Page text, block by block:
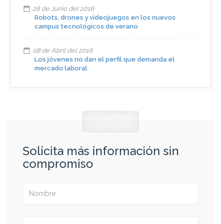
28 de Junio del 2016
Robots, drones y videojuegos en los nuevos
campus tecnológicos de verano
08 de Abril del 2016
Los jóvenes no dan el perfil que demanda el
mercado laboral
Solicita más información sin
compromiso